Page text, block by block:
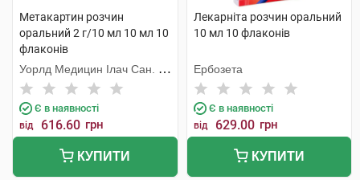
Метакартин розчин
оральний 2 г/10 мл 10 мл 10
флаконів
Уорлд Медицин Ілач Сан. Ве
Тідж
Є в наявності
від 616.60 грн
КУПИТИ
Лекарніта розчин оральний
10 мл 10 флаконів
Ербозета
Є в наявності
від 629.00 грн
КУПИТИ